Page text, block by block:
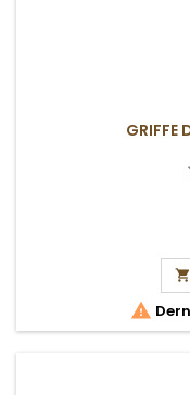
GRIFFE

